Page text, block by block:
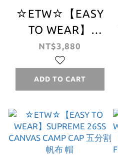
☆ETW☆【EASY
TO WEAR】
SUPREME 26SS
RINGS BOX LOGO
NEW ERA® 冠軍
戒指 全封帽 BOX
LOGO
NT$3,880
ADD TO CART